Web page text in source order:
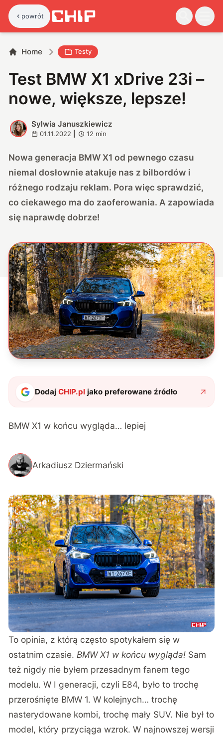
powrót
Home Testy
Test BMW X1 xDrive 23i –
nowe, większe, lepsze!
S
Sylwia Januszkiewicz
01.11.2022 12 min
Nowa generacja BMW X1 od pewnego czasu
niemal dosłownie atakuje nas z bilbordów i
różnego rodzaju reklam. Pora więc sprawdzić,
co ciekawego ma do zaoferowania. A zapowiada
się naprawdę dobrze!
DodajCHIP.pl jako preferowane źródło
BMW X1 w końcu wygląda… lepiej
Arkadiusz Dziermański
To opinia, z którą często spotykałem się w
ostatnim czasie. BMW X1 w końcu wygląda! Sam
też nigdy nie byłem przesadnym fanem tego
modelu. W I generacji, czyli E84, było to trochę
przerośnięte BMW 1. W kolejnych… trochę
nasterydowane kombi, trochę mały SUV. Nie był to
model, który przyciąga wzrok. W najnowszej wersji